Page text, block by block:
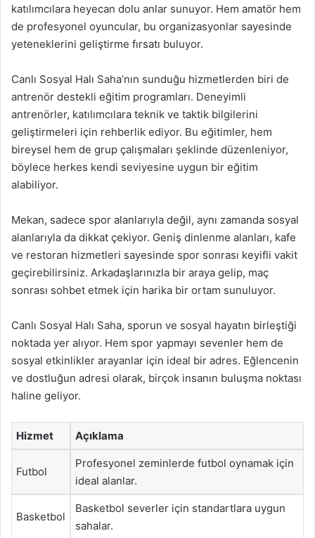
katılımcılara heyecan dolu anlar sunuyor. Hem amatör hem
de profesyonel oyuncular, bu organizasyonlar sayesinde
yeteneklerini geliştirme fırsatı buluyor.
Canlı Sosyal Halı Saha’nın sunduğu hizmetlerden biri de
antrenör destekli eğitim programları. Deneyimli
antrenörler, katılımcılara teknik ve taktik bilgilerini
geliştirmeleri için rehberlik ediyor. Bu eğitimler, hem
bireysel hem de grup çalışmaları şeklinde düzenleniyor,
böylece herkes kendi seviyesine uygun bir eğitim
alabiliyor.
Mekan, sadece spor alanlarıyla değil, aynı zamanda sosyal
alanlarıyla da dikkat çekiyor. Geniş dinlenme alanları, kafe
ve restoran hizmetleri sayesinde spor sonrası keyifli vakit
geçirebilirsiniz. Arkadaşlarınızla bir araya gelip, maç
sonrası sohbet etmek için harika bir ortam sunuluyor.
Canlı Sosyal Halı Saha, sporun ve sosyal hayatın birleştiği
noktada yer alıyor. Hem spor yapmayı sevenler hem de
sosyal etkinlikler arayanlar için ideal bir adres. Eğlencenin
ve dostluğun adresi olarak, birçok insanın buluşma noktası
haline geliyor.
Hizmet Açıklama
Futbol
Profesyonel zeminlerde futbol oynamak için
ideal alanlar.
Basketbol
Basketbol severler için standartlara uygun
sahalar.